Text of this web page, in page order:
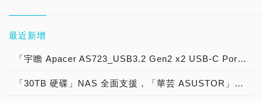
最近新增
「宇瞻 Apacer AS723_USB3.2 Gen2 x2 USB-C Portable SSD 2TB」實測開箱，「影像職人專屬」軍規級「防撞、抗震、耐摔、耐壓」USB 3.2 Gen 2x2外接式固態硬碟！
「30TB 硬碟」NAS 全面支援，「華芸 ASUSTOR」準備好了！